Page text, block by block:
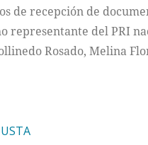
de recepción de
representante del PRI
Rosado, Melina